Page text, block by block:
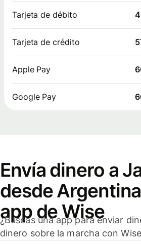
Tarjeta de débito
Tarjeta de crédito
Apple Pay
Google Pay
Envía dinero a
desde
app de Wise
¿Buscas una app para enviar
dinero sobre la marcha con